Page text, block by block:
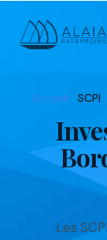
Accueil SCPI
Les